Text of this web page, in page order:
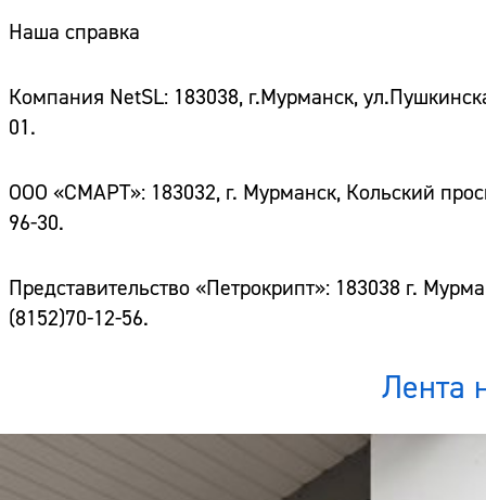
Наша справка
Компания NetSL: 183038, г.Мурманск,
01.
ООО «СМАРТ»: 183032, г. Мурманск, Кольский
96-30.
Представительство «Петрокрипт»: 183038 г.
(8152)70-12-56.
Лента